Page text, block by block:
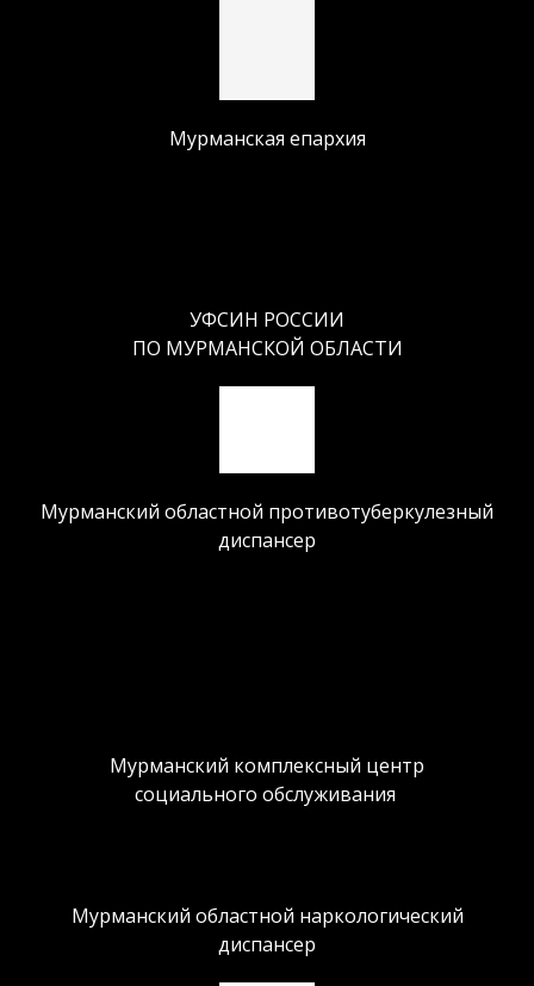
Мурманская епархия
УФСИН РОССИИ
ПО МУРМАНСКОЙ ОБЛАСТИ
Мурманский областной противотуберкулезный
диспансер
Мурманский комплексный центр
социального обслуживания
Мурманский областной наркологический
диспансер